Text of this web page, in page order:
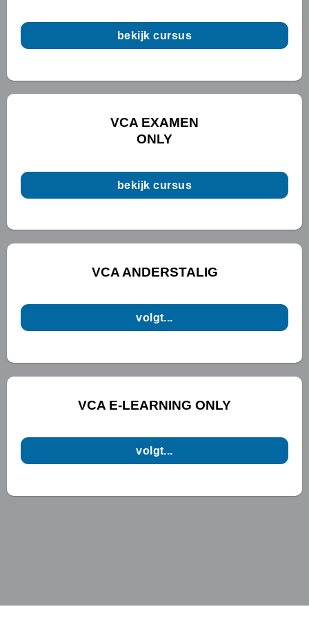
bekijk cursus
VCA EXAMEN
ONLY
bekijk cursus
VCA ANDERSTALIG
volgt...
VCA E-LEARNING ONLY
volgt...